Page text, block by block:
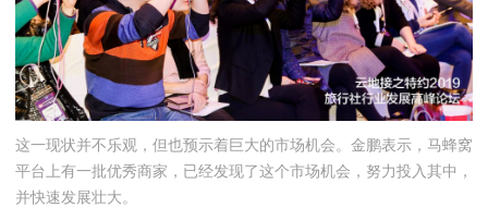
这一现状并不乐观，但也预示着巨大的市场机会。金鹏表示，马蜂窝
平台上有一批优秀商家，已经发现了这个市场机会，努力投入其中，
并快速发展壮大。